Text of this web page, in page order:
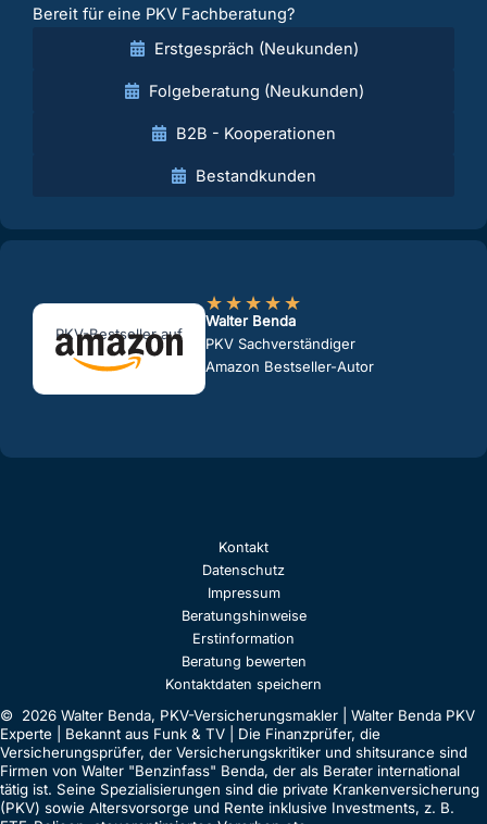
Bereit für eine PKV Fachberatung?
Erstgespräch (Neukunden)
Folgeberatung (Neukunden)
B2B - Kooperationen
Bestandkunden
PKV-Bestseller auf
★★★★★
Walter Benda
PKV Sachverständiger
Amazon Bestseller-Autor
Kontakt
Datenschutz
Impressum
Beratungshinweise
Erstinformation
Beratung bewerten
Kontaktdaten speichern
© 2026 Walter Benda, PKV-Versicherungsmakler | Walter Benda PKV
Experte | Bekannt aus Funk & TV | Die Finanzprüfer, die
Versicherungsprüfer, der Versicherungskritiker und shitsurance sind
Firmen von Walter "Benzinfass" Benda, der als Berater international
tätig ist. Seine Spezialisierungen sind die private Krankenversicherung
(PKV) sowie Altersvorsorge und Rente inklusive Investments, z. B.